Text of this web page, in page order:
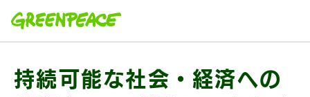
持続可能な社会・経済への